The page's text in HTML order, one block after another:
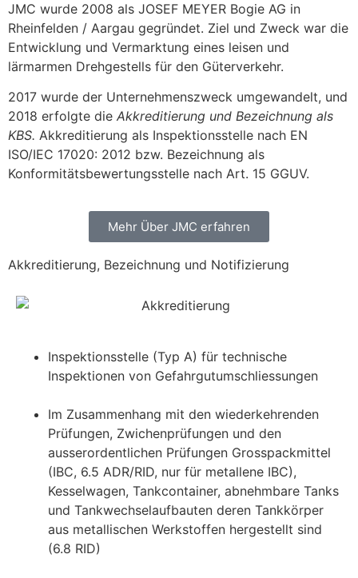
JMC wurde 2008 als JOSEF MEYER Bogie AG in
Rheinfelden / Aargau gegründet. Ziel und Zweck war die
Entwicklung und Vermarktung eines leisen und
lärmarmen Drehgestells für den Güterverkehr.
2017 wurde der Unternehmenszweck umgewandelt, und
2018 erfolgte die Akkreditierung und Bezeichnung als
KBS. Akkreditierung als Inspektionsstelle nach EN
ISO/IEC 17020: 2012 bzw. Bezeichnung als
Konformitätsbewertungsstelle nach Art. 15 GGUV.
Mehr Über JMC erfahren
Akkreditierung, Bezeichnung und Notifizierung
Inspektionsstelle (Typ A) für technische
Inspektionen von Gefahrgutumschliessungen
Im Zusammenhang mit den wiederkehrenden
Prüfungen, Zwichenprüfungen und den
ausserordentlichen Prüfungen Grosspackmittel
(IBC, 6.5 ADR/RID, nur für metallene IBC),
Kesselwagen, Tankcontainer, abnehmbare Tanks
und Tankwechselaufbauten deren Tankkörper
aus metallischen Werkstoffen hergestellt sind
(6.8 RID)